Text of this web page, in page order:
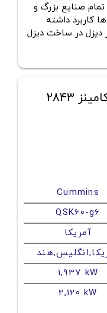
تمام صنایع بزرگ و
کاربرد داشته
دیزل در ساخت دیزل
مشخصات فنی موتور دیزل کامینز 2843
Cummins
QSK60-g6
آمریکا
1,937 kW
2,120 kW